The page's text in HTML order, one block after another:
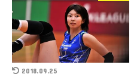
2018.09.25